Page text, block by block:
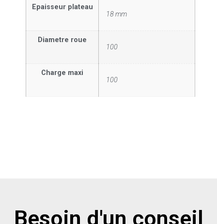
Epaisseur plateau
18 mm
Diametre roue
100
Charge maxi
100
Besoin d'un conseil